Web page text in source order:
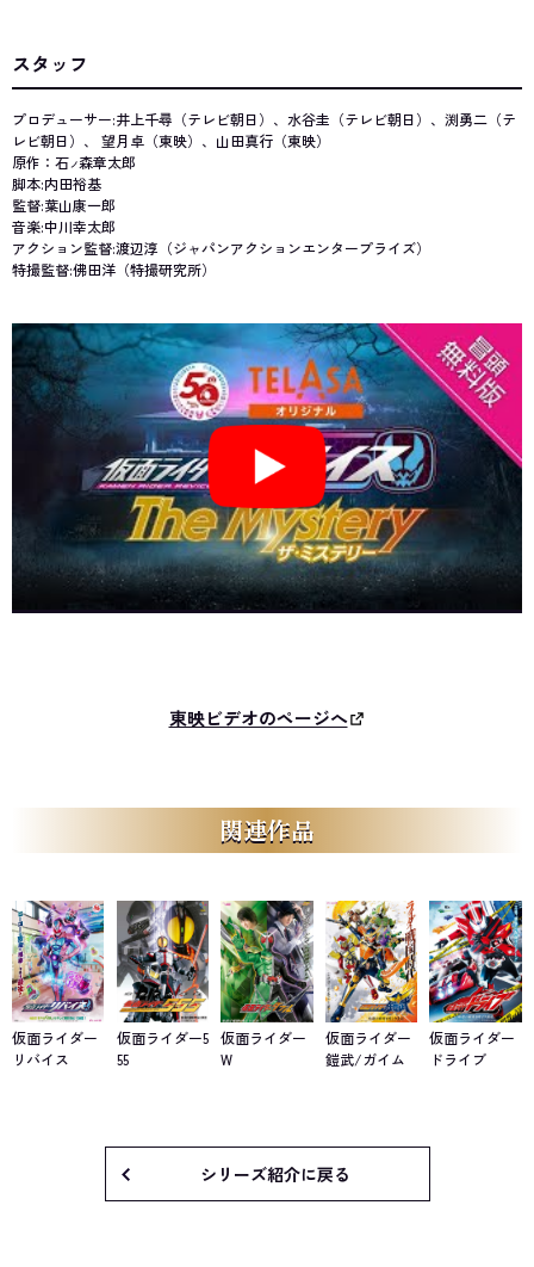
スタッフ
プロデューサー:井上千尋（テレビ朝日）、水谷圭（テレビ朝日）、渕勇二（テ
レビ朝日）、 望月卓（東映）、山田真行（東映）
原作：石ノ森章太郎
脚本:内田裕基
監督:葉山康一郎
音楽:中川幸太郎
アクション監督:渡辺淳（ジャパンアクションエンタープライズ）
特撮監督:佛田洋（特撮研究所）
東映ビデオのページへ
関連作品
仮面ライダー
リバイス
仮面ライダー5
55
仮面ライダー
W
仮面ライダー
鎧武/ガイム
仮面ライダー
ドライブ
シリーズ紹介に戻る